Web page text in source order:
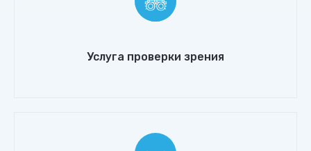
Услуга проверки зрения